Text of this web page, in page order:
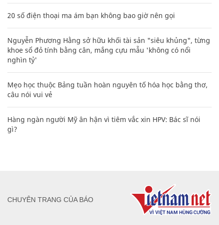
20 số điện thoại ma ám bạn không bao giờ nên gọi
Nguyễn Phương Hằng sở hữu khối tài sản "siêu khủng", từng
khoe sổ đỏ tính bằng cân, mắng cựu mẫu 'không có nổi
nghìn tỷ'
Mẹo học thuộc Bảng tuần hoàn nguyên tố hóa học bằng thơ,
câu nói vui vẻ
Hàng ngàn người Mỹ ân hận vì tiêm vắc xin HPV: Bác sĩ nói
gì?
CHUYÊN TRANG CỦA BÁO